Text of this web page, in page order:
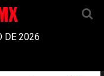
DE 2026